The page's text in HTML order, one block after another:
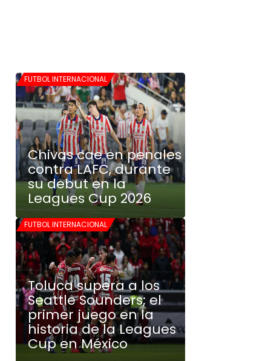
FUTBOL INTERNACIONAL
Chivas cae en penales
contra LAFC, durante
su debut en la
Leagues Cup 2026
FUTBOL INTERNACIONAL
Toluca supera a los
Seattle Sounders; el
primer juego en la
historia de la Leagues
Cup en México